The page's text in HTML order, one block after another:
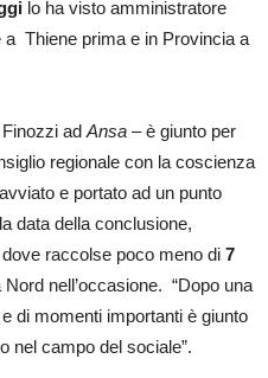
lo ha visto amministratore
a Thiene prima e in Provincia a
ad Ansa – è giunto per
regionale con la coscienza
e portato ad un punto
data della conclusione,
raccolse poco meno di 7
nell’occasione. “Dopo una
di momenti importanti è giunto
nel campo del sociale”.